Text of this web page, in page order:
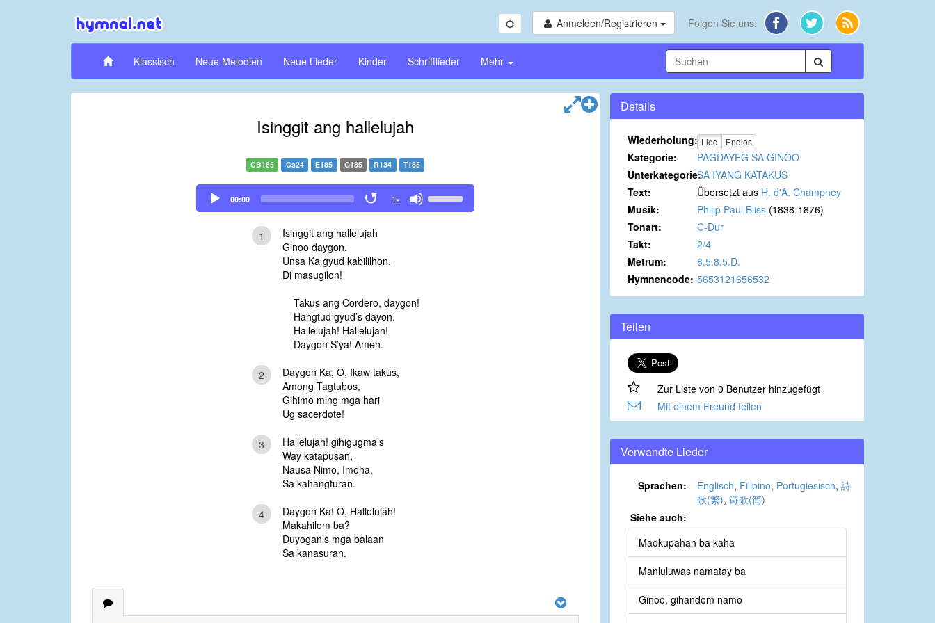
Anmelden/Registrieren Folgen Sie uns:
Klassisch Neue Melodien Neue Lieder Kinder Schriftlieder Mehr
Isinggit ang hallelujah
CB185 Cs24 E185 G185 R134 T185
Audio
Player
00:00 1x
Up/Down
1
Isinggit ang hallelujah
Ginoo daygon.
Unsa Ka gyud kabililhon,
Di masugilon!
Takus ang Cordero, daygon!
Hangtud gyud’s dayon.
Hallelujah! Hallelujah!
Daygon S’ya! Amen.
2
Daygon Ka, O, Ikaw takus,
Among Tagtubos,
Gihimo ming mga hari
Ug sacerdote!
3
Hallelujah! gihigugma’s
Way katapusan,
Nausa Nimo, Imoha,
Sa kahangturan.
4
Daygon Ka! O, Hallelujah!
Makahilom ba?
Duyogan’s mga balaan
Sa kanasuran.
Details
Wiederholung: Lied Endlos
Kategorie:
PAGDAYEG SA GINOO
Unterkategorie:SA IYANG KATAKUS
Text:
Übersetzt aus H. d'A. Champney
Musik:
Philip Paul Bliss (1838-1876)
Tonart:
C-Dur
Takt:
2/4
Metrum:
8.5.8.5.D.
Hymnencode: 5653121656532
Teilen
Zur Liste von 0 Benutzer hinzugefügt
Mit einem Freund teilen
Verwandte Lieder
Sprachen: Englisch, Filipino, Portugiesisch, 詩
歌(繁), 诗歌(简)
Siehe auch:
Maokupahan ba kaha
Manluluwas namatay ba
Ginoo, gihandom namo